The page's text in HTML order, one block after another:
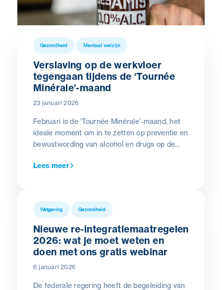
Gezondheid Mentaal welzijn
Verslaving op de werkvloer
tegengaan tijdens de ‘Tournée
Minérale’-maand
23 januari 2026
Februari is de ‘Tournée Minérale’-maand, het
ideale moment om in te zetten op preventie en
bewustwording van alcohol en drugs op de
Lees meer
Wetgeving Gezondheid
Nieuwe re-integratiemaatregelen
2026: wat je moet weten en
doen met ons gratis webinar
6 januari 2026
De federale regering heeft de begeleiding van